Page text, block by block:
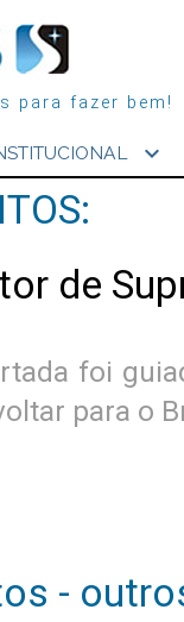
para fazer bem!
expand_more
de
foi
para o
-